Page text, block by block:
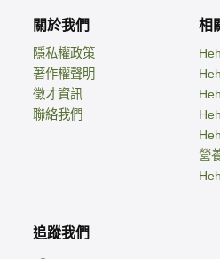
關於我們
隱私權政策
著作權聲明
徵才資訊
聯絡我們
相
營
追蹤我們